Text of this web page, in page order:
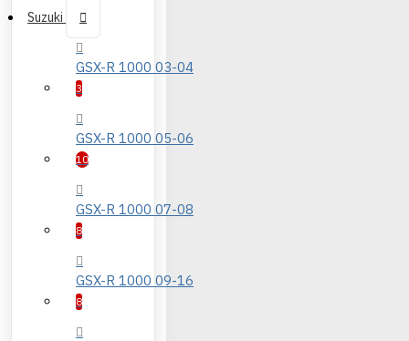
Suzuki
GSX-R 1000 03-04
3
GSX-R 1000 05-06
10
GSX-R 1000 07-08
8
GSX-R 1000 09-16
8